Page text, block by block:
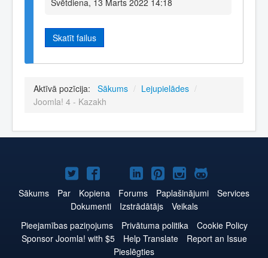
Skatīt failus
Aktīvā pozīcija: Sākums / Lejupielādes /
Joomla! 4 - Kazakh
Joomla!
Twitter
Joomla!
Facebook
Joomla!
YouTube
Joomla!
LinkedIn
Joomla!
Pinterest
Joomla!
Instagram
Joomla!
GitHub
Sākums Par Kopiena Forums Paplašinājumi
Services
Dokumenti
Izstrādātājs
Veikals
Pieejamības paziņojums
Privātuma politika
Cookie Policy
Sponsor Joomla! with $5
Help Translate
Report an Issue
Pieslēgties